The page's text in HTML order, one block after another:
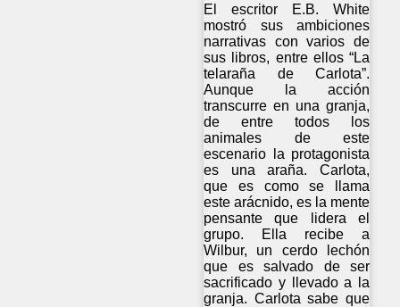
El escritor E.B. White
mostró sus ambiciones
narrativas con varios de
sus libros, entre ellos “La
telaraña de Carlota”.
Aunque la acción
transcurre en una granja,
de entre todos los
animales de este
escenario la protagonista
es una araña. Carlota,
que es como se llama
este arácnido, es la mente
pensante que lidera el
grupo. Ella recibe a
Wilbur, un cerdo lechón
que es salvado de ser
sacrificado y llevado a la
granja. Carlota sabe que